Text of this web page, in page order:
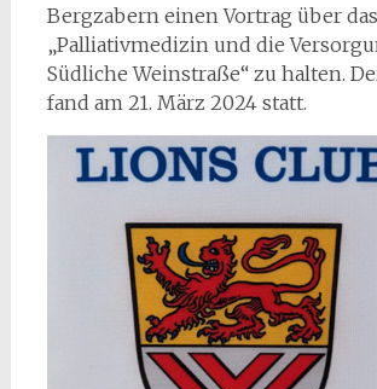
Bergzabern einen Vortrag über
„Palliativmedizin und die
Südliche Weinstraße“ zu halten.
fand am 21. März 2024 statt.